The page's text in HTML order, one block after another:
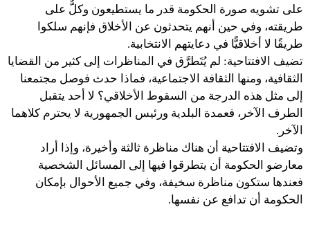
على تشويه صورة الحكومة قدر ما يستطيعون وكلٌّ على
طريقته، وفي حين أنهم يتحدثون عن الأخلاق فإنهم سلكوا
طريقًا لا أخلاقيًّا في دعايتهم الانتخابية.
تضيف الافتتاحية: لم يُتَطرَّق في المناظرات إلى كثير من القضايا
الثقافية، ومنها الثقافة الاجتماعية، فماذا حدث فوصل مجتمعنا
إلى مثل هذه الدرجة من السقوط الأخلاقي؟ لا أحد يتقبل
الطرف الآخر، فعمدة البلدية ورئيس الجمهورية لا يحترم كلاهما
الآخر.
وتضيف الافتتاحية أن هناك مناظرة ثالثة وأخيرة، وإذا أراد
معارضو الحكومة أن يتطرقوا فيها إلى المسائل الشخصية
فعندها ستكون مناظرة سخيفة، وفي جميع الأحوال بإمكان
الحكومة أن تدافع عن نفسها.